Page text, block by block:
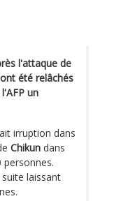
l'attaque de
été relâchés
un
irruption dans
Chikun dans
personnes.
laissant